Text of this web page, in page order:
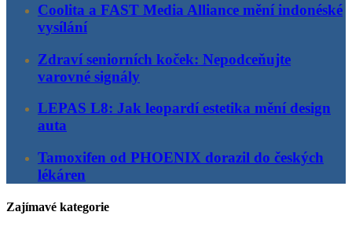
Coolita a FAST Media Alliance mění indonéské
vysílání
Zdraví seniorních koček: Nepodceňujte
varovné signály
LEPAS L8: Jak leopardí estetika mění design
auta
Tamoxifen od PHOENIX dorazil do českých
lékáren
Zajímavé kategorie